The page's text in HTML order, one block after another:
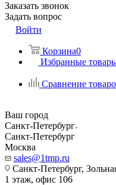
Заказать звонок
Задать вопрос
Войти
Корзина0
Избранные
Сравнение
Ваш город
Санкт-Петербург
Санкт-Петербург
Москва
sales@1tmp.ru
Санкт-Петербург,
1 этаж, офис 106